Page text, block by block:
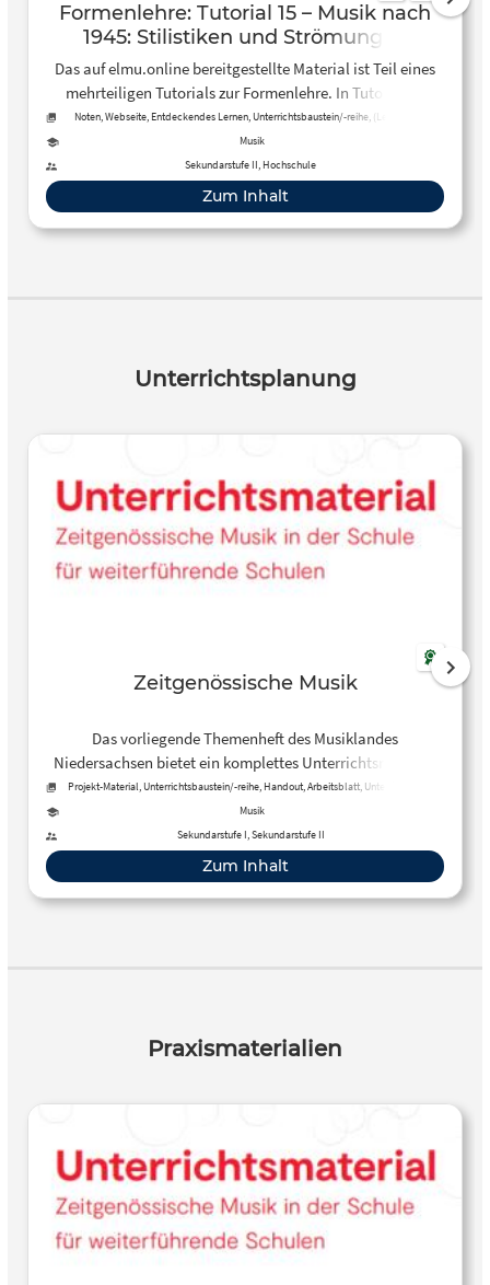
Formenlehre: Tutorial 15 – Musik nach
1945: Stilistiken und Strömungen
Das auf elmu.online bereitgestellte Material ist Teil eines
mehrteiligen Tutorials zur Formenlehre. In Tutorial 15
werden die Stilistiken und Strömungen der Musik nach
1945 vorgestellt. Hörbeispiele ausgewählter
Kompositionen veranschaulichen die zuvor erläuterten
Kompositionsmerkmale. Das Tutorial ist sowohl für den
Einsatz im Musikunterricht der Sekundarstufe II als auch
für das Eigenstudium in Schule und Hochschule geeignet.
Noten, Webseite, Entdeckendes Lernen, Unterrichtsbaustein/-reihe, (Lehr-)Buch,
Musik
Sekundarstufe II, Hochschule
Zum Inhalt
Unterrichtsplanung
Zeitgenössische Musik
Das vorliegende Themenheft des Musiklandes
Niedersachsen bietet ein komplettes Unterrichtsmaterial
zum Thema “Zeitgenössische Musik” und ist konzipiert für
den Unterricht an weiterführenden Schulen.
Projekt-Material, Unterrichtsbaustein/-reihe, Handout, Arbeitsblatt, Unterrichtsplan
Musik
Sekundarstufe I, Sekundarstufe II
Zum Inhalt
Praxismaterialien